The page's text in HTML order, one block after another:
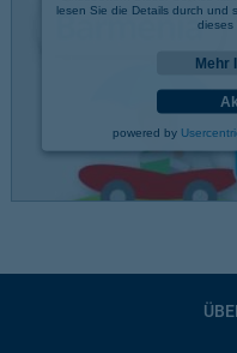
lesen Sie die Details durch und
dieses
Mehr
powered by